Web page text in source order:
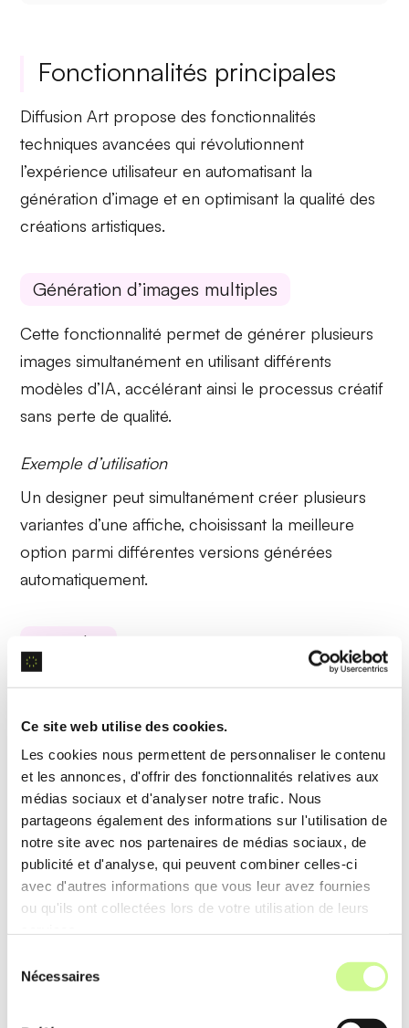
Ce site web utilise des cookies.
Les cookies nous permettent de personnaliser le contenu
et les annonces, d'offrir des fonctionnalités relatives aux
médias sociaux et d'analyser notre trafic. Nous
partageons également des informations sur l'utilisation de
notre site avec nos partenaires de médias sociaux, de
publicité et d'analyse, qui peuvent combiner celles-ci
avec d'autres informations que vous leur avez fournies
ou qu'ils ont collectées lors de votre utilisation de leurs
Nécessaires
Fonctionnalités principales
Diffusion Art propose desfonctionnalités
techniques avancées qui révolutionnent
l’expérience utilisateur en automatisant la
génération d’image et en optimisant la qualité des
créations artistiques.
Génération d’images multiples
Cette fonctionnalité permet degénérer plusieurs
images simultanément en utilisant différents
modèles d’IA, accélérant ainsi le processus créatif
sans perte de qualité.
Exemple d’utilisation
Un designer peut simultanément créer plusieurs
variantes d’une affiche, choisissant la meilleure
option parmi différentes versions générées
automatiquement.
Upscaler
L’upscaler améliore larésolution des images
pixelisation indésirable.
Exemple d’utilisation
Un artiste peut générer une illustration numérique
puis utiliser l’upscaler pour l’imprimer en grand
format pour une exposition, sans perte de détail.
Variations d’images